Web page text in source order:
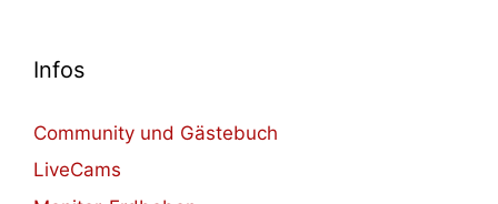
Infos
Community und Gästebuch
LiveCams